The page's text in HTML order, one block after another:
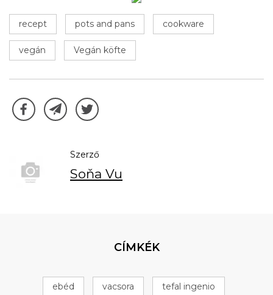
recept pots and pans cookware
vegán Vegán köfte
Szerző
Soňa Vu
CÍMKÉK
ebéd vacsora tefal ingenio